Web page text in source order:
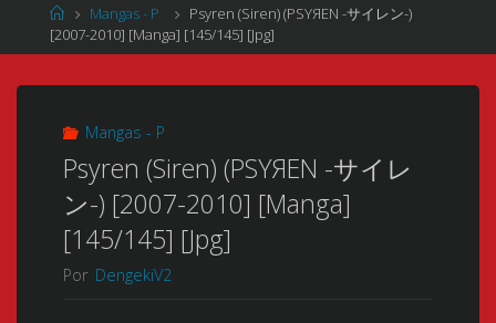
Página
de
Inicio
Mangas - P
Psyren (Siren) (PSYЯEN -サイレン-)
[2007-2010] [Manga] [145/145] [Jpg]
Mangas - P
Psyren (Siren) (PSYЯEN -サイレ
ン-) [2007-2010] [Manga]
[145/145] [Jpg]
Por DengekiV2